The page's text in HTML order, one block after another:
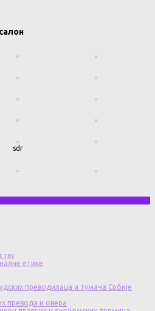
sdr
етике
преводилаца и тумача Србије
превода и овера